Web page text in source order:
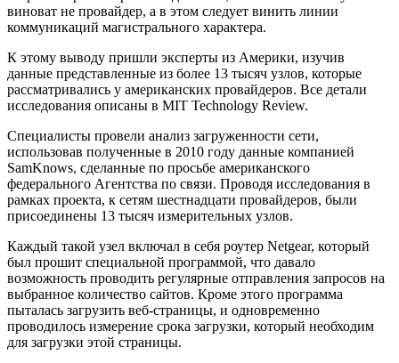
виноват не провайдер, а в этом следует винить линии
коммуникаций магистрального характера.
К этому выводу пришли эксперты из Америки, изучив
данные представленные из более 13 тысяч узлов, которые
рассматривались у американских провайдеров. Все детали
исследования описаны в MIT Technology Review.
Специалисты провели анализ загруженности сети,
использовав полученные в 2010 году данные компанией
SamKnows, сделанные по просьбе американского
федерального Агентства по связи. Проводя исследования в
рамках проекта, к сетям шестнадцати провайдеров, были
присоединены 13 тысяч измерительных узлов.
Каждый такой узел включал в себя роутер Netgear, который
был прошит специальной программой, что давало
возможность проводить регулярные отправления запросов на
выбранное количество сайтов. Кроме этого программа
пыталась загрузить веб-страницы, и одновременно
проводилось измерение срока загрузки, который необходим
для загрузки этой страницы.